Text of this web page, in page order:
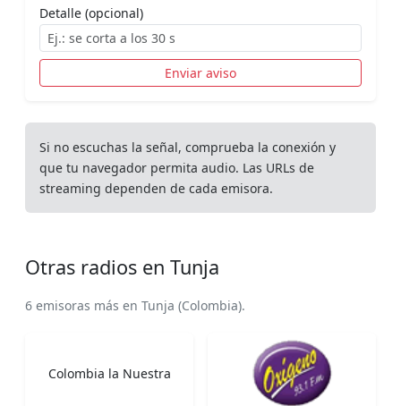
Detalle (opcional)
Enviar aviso
Si no escuchas la señal, comprueba la conexión y
que tu navegador permita audio. Las URLs de
streaming dependen de cada emisora.
Otras radios en Tunja
6 emisoras más en Tunja (Colombia).
Colombia la Nuestra